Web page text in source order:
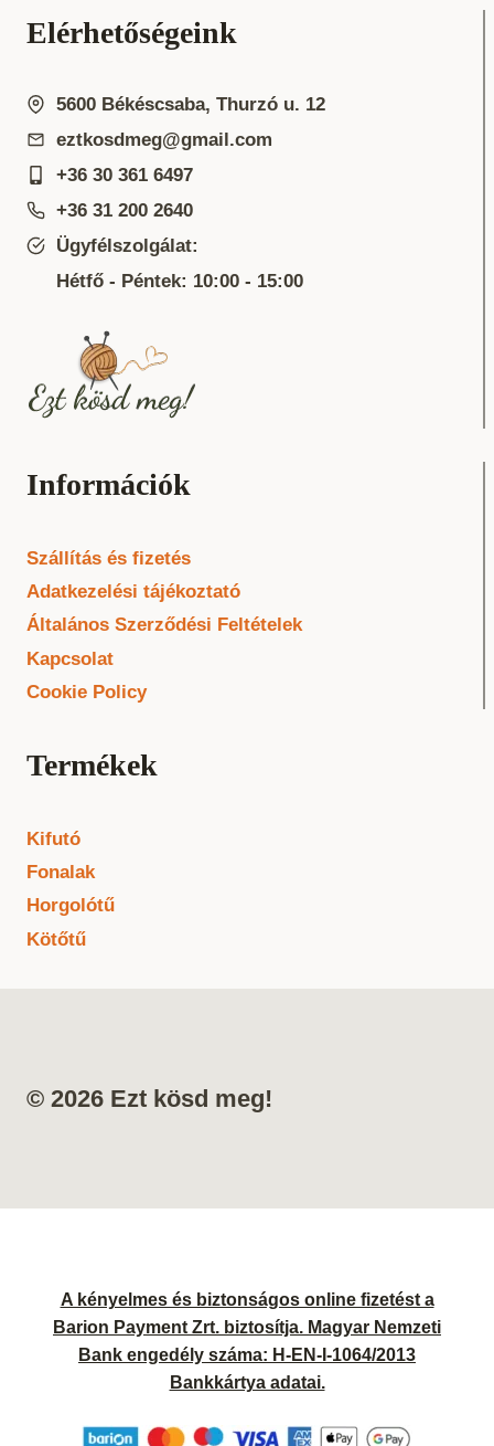
Elérhetőségeink
5600 Békéscsaba, Thurzó u. 12
eztkosdmeg@gmail.com
+36 30 361 6497
+36 31 200 2640
Ügyfélszolgálat:
Hétfő - Péntek: 10:00 - 15:00
Információk
Szállítás és fizetés
Adatkezelési tájékoztató
Általános Szerződési Feltételek
Kapcsolat
Cookie Policy
Termékek
Kifutó
Fonalak
Horgolótű
Kötőtű
© 2026 Ezt kösd meg!
A kényelmes és biztonságos online fizetést a
Barion Payment Zrt. biztosítja. Magyar Nemzeti
Bank engedély száma: H-EN-I-1064/2013
Bankkártya adatai.